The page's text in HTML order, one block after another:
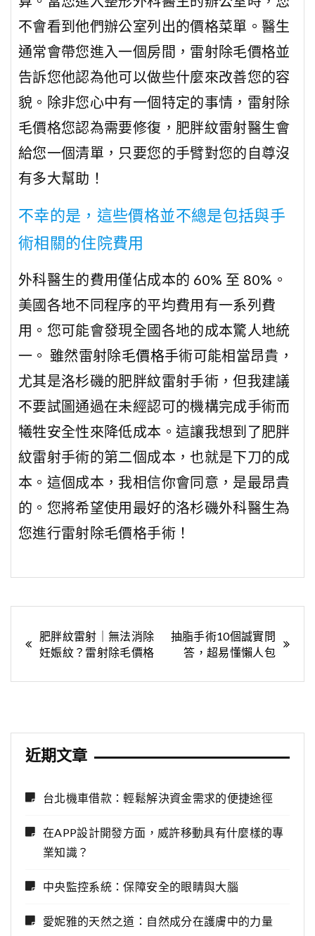
不會看到他們辦公室列出的價格菜單。醫生
通常會帶您進入一個房間，雷射除毛價格並
告訴您他認為他可以做些什麼來改善您的容
貌。除非您心中有一個特定的事情，雷射除
毛價格您認為需要修復，肥胖紋雷射醫生會
給您一個清單，只要您的手臂對您的自尊沒
有多大幫助！
不幸的是，這些價格並不總是包括與手
術相關的住院費用
外科醫生的費用僅佔成本的 60% 至 80%。
美國各地不同程序的平均費用有一系列費
用。您可能會發現全國各地的成本驚人地統
一。 雖然雷射除毛價格手術可能相當昂貴，
尤其是洛杉磯的肥胖紋雷射手術，但我建議
不要試圖通過在未經認可的機構完成手術而
犧牲安全性來降低成本。這讓我想到了肥胖
紋雷射手術的第二個成本，也就是下刀的成
本。這個成本，我相信你會同意，是最昂貴
的。您將希望使用最好的洛杉磯外科醫生為
您進行雷射除毛價格手術！
文
章
肥胖紋雷射｜無法消除
妊娠紋？雷射除毛價格
抽脂手術10個誠實問
答，超易懂懶人包
近期文章
台北機車借款：輕鬆解決資金需求的便捷途徑
在APP設計開發方面，威許移動具有什麼樣的專
業知識？
中央監控系統：保障安全的眼睛與大腦
愛妮雅的天然之道：自然成分在護膚中的力量